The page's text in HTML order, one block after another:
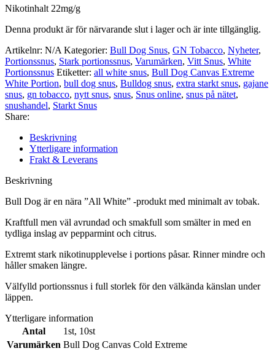
Nikotinhalt 22mg/g
Denna produkt är för närvarande slut i lager och är inte tillgänglig.
Artikelnr: N/A Kategorier: Bull Dog Snus, GN Tobacco, Nyheter,
Portionssnus, Stark portionssnus, Varumärken, Vitt Snus, White
Portionssnus Etiketter: all white snus, Bull Dog Canvas Extreme
White Portion, bull dog snus, Bulldog snus, extra starkt snus, gajane
snus, gn tobacco, nytt snus, snus, Snus online, snus på nätet,
snushandel, Starkt Snus
Share:
Beskrivning
Ytterligare information
Frakt & Leverans
Beskrivning
Bull Dog är en nära ”All White” -produkt med minimalt av tobak.
Kraftfull men väl avrundad och smakfull som smälter in med en
tydliga inslag av pepparmint och citrus.
Extremt stark nikotinupplevelse i portions påsar. Rinner mindre och
håller smaken längre.
Välfylld portionssnus i full storlek för den välkända känslan under
läppen.
Ytterligare information
Antal
1st, 10st
Varumärken Bull Dog Canvas Cold Extreme